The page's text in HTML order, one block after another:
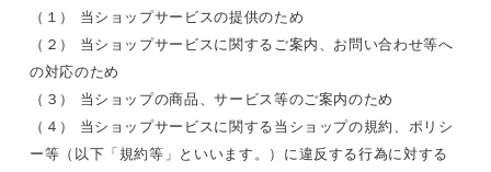
（１） 当ショップサービスの提供のため
（２） 当ショップサービスに関するご案内、お問い合わせ等へ
の対応のため
（３） 当ショップの商品、サービス等のご案内のため
（４） 当ショップサービスに関する当ショップの規約、ポリシ
ー等（以下「規約等」といいます。）に違反する行為に対する